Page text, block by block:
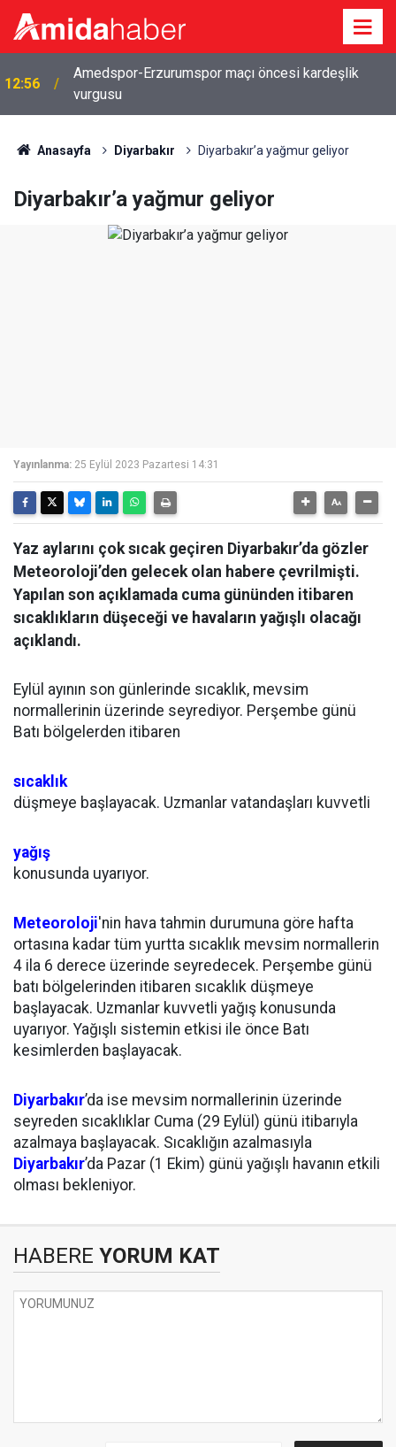
Amedspor-Erzurumspor maçı öncesi kardeşlik
vurgusu
12:43
2026-2027 eğitim öğretim yılı takvimi belli oldu:
İşte tüm tatil tarihleri
Anasayfa Diyarbakır Diyarbakır’a yağmur geliyor
Diyarbakır’a yağmur geliyor
Yayınlanma: 25 Eylül 2023 Pazartesi 14:31
Yaz aylarını çok sıcak geçiren Diyarbakır’da gözler
Meteoroloji’den gelecek olan habere çevrilmişti.
Yapılan son açıklamada cuma gününden itibaren
sıcaklıkların düşeceği ve havaların yağışlı olacağı
açıklandı.
Eylül ayının son günlerinde sıcaklık, mevsim
normallerinin üzerinde seyrediyor. Perşembe günü
Batı bölgelerden itibaren
sıcaklık
düşmeye başlayacak. Uzmanlar vatandaşları kuvvetli
yağış
konusunda uyarıyor.
Meteoroloji'nin hava tahmin durumuna göre hafta
ortasına kadar tüm yurtta sıcaklık mevsim normallerin
4 ila 6 derece üzerinde seyredecek. Perşembe günü
batı bölgelerinden itibaren sıcaklık düşmeye
başlayacak. Uzmanlar kuvvetli yağış konusunda
uyarıyor. Yağışlı sistemin etkisi ile önce Batı
kesimlerden başlayacak.
Diyarbakır’da ise mevsim normallerinin üzerinde
seyreden sıcaklıklar Cuma (29 Eylül) günü itibarıyla
azalmaya başlayacak. Sıcaklığın azalmasıyla
Diyarbakır’da Pazar (1 Ekim) günü yağışlı havanın etkili
olması bekleniyor.
HABERE YORUM KAT